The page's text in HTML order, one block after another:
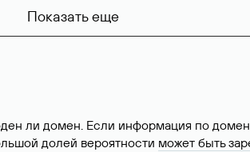
Показать еще
ли домен. Если информация по
долей вероятности может быть